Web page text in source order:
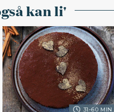
kan li'
31-60 MIN.